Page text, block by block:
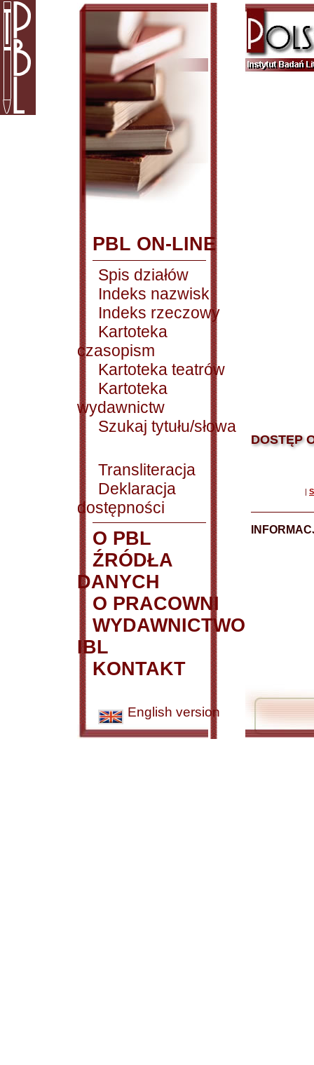
PBL ON-LINE
Spis działów
Indeks nazwisk
Indeks rzeczowy
Kartoteka
czasopism
Kartoteka teatrów
Kartoteka
wydawnictw
Szukaj tytułu/słowa
Transliteracja
Deklaracja
dostępności
O PBL
ŹRÓDŁA
DANYCH
O PRACOWNI
WYDAWNICTWO
IBL
KONTAKT
English version
DOSTĘP
|